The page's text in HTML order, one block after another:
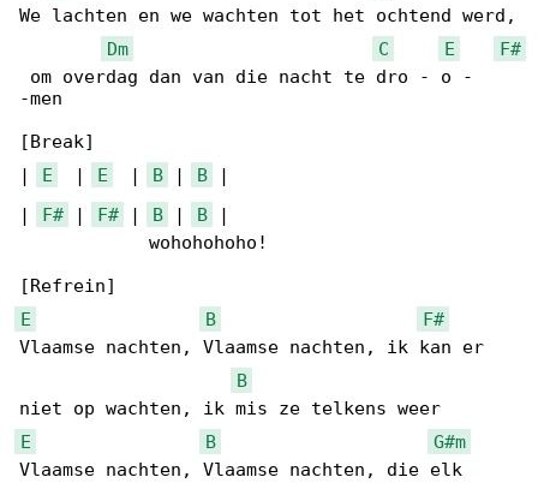
We lachten en we wachten tot het ochtend werd,
Dm
C E
F#
om overdag dan van die nacht te dro - o -
-men
[Break]
|
E
  |
E
  |
B | B |
|
F# | F# | B | B |
            wohohohoho!
E
B
F#
Vlaamse nachten, Vlaamse nachten, ik kan er
B
E
B
G#m
Vlaamse nachten, Vlaamse nachten, die elk